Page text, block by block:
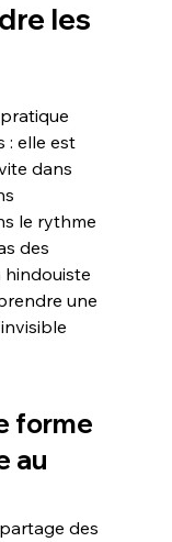
les
: elle est
dans
le rythme
des
hindouiste
une
forme
au
des